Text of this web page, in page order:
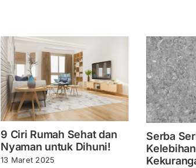
9 Ciri Rumah Sehat dan
Nyaman untuk Dihuni!
13 Maret 2025
Serba